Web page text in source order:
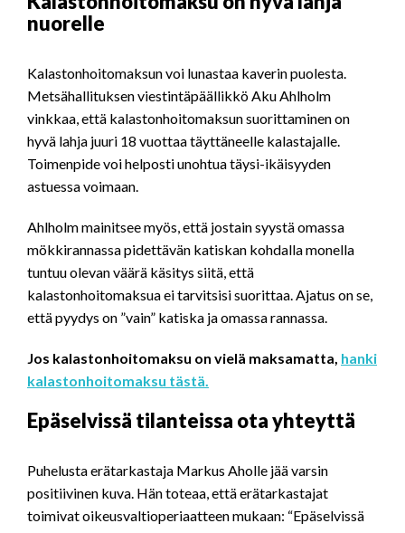
nuorelle
Kalastonhoitomaksun voi lunastaa kaverin puolesta.
Metsähallituksen viestintäpäällikkö Aku Ahlholm
vinkkaa, että kalastonhoitomaksun suorittaminen on
hyvä lahja juuri 18 vuottaa täyttäneelle kalastajalle.
Toimenpide voi helposti unohtua täysi-ikäisyyden
astuessa voimaan.
Ahlholm mainitsee myös, että jostain syystä omassa
mökkirannassa pidettävän katiskan kohdalla monella
tuntuu olevan väärä käsitys siitä, että
kalastonhoitomaksua ei tarvitsisi suorittaa. Ajatus on se,
että pyydys on ”vain” katiska ja omassa rannassa.
Jos kalastonhoitomaksu on vielä maksamatta, hanki
kalastonhoitomaksu tästä.
Epäselvissä tilanteissa ota yhteyttä
Puhelusta erätarkastaja Markus Aholle jää varsin
positiivinen kuva. Hän toteaa, että erätarkastajat
toimivat oikeusvaltioperiaatteen mukaan: “Epäselvissä